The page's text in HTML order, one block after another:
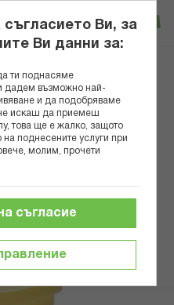
Вход
НАКРАЙНИК CALMA 008.0139
Ви, за
Ви данни за:
ти поднасяме
дадем възможно най-
и да подобряваме
искаш да приемеш
това ще е жалко, защото
поднесените услуги при
молим, прочети
съгласие